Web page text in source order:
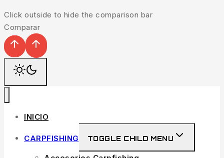
Click outside to hide the comparison bar
Comparar
INICIO
CARPFISHING TOGGLE CHILD MENU